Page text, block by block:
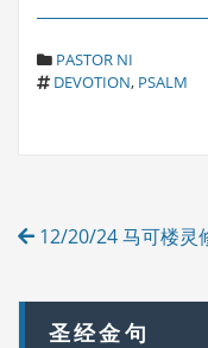
C
A
E
PASTOR NI
T
DEVOTION, PSALM
Post
12/20/24 马可楼灵
圣经金句